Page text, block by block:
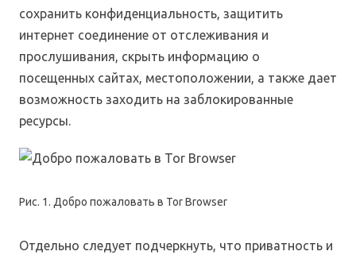
сохранить конфиденциальность, защитить
интернет соединение от отслеживания и
прослушивания, скрыть информацию о
посещенных сайтах, местоположении, а также дает
возможность заходить на заблокированные
ресурсы.
Рис. 1. Добро пожаловать в Tor Browser
Отдельно следует подчеркнуть, что приватность и